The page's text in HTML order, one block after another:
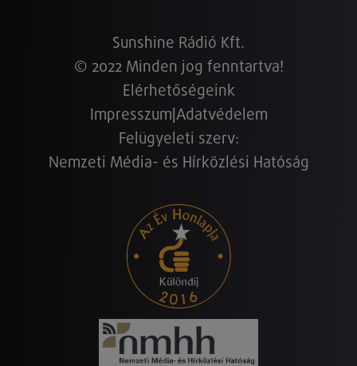
Sunshine Rádió Kft.
© 2022 Minden jog fenntartva!
Elérhetőségeink
Impresszum Adatvédelem
Felügyeleti szerv:
Nemzeti Média- és Hírközlési Hatóság